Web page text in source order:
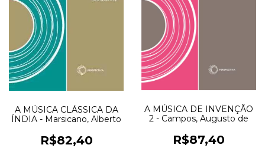
A MÚSICA CLÁSSICA DA
ÍNDIA - Marsicano, Alberto
R$82,40
A MÚSICA DE INVENÇÃO
2 - Campos, Augusto de
R$87,40